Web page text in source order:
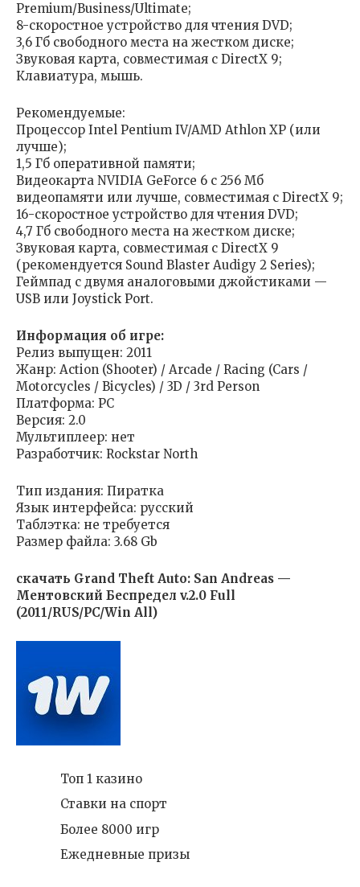
Premium/Business/Ultimate;
8-скоростное устройство для чтения DVD;
3,6 Гб свободного места на жестком диске;
Звуковая карта, совместимая с DirectX 9;
Клавиатура, мышь.
Рекомендуемые:
Процессор Intel Pentium IV/AMD Athlon XP (или
лучше);
1,5 Гб оперативной памяти;
Видеокарта NVIDIA GeForce 6 с 256 Мб
видеопамяти или лучше, совместимая с DirectX 9;
16-скоростное устройство для чтения DVD;
4,7 Гб свободного места на жестком диске;
Звуковая карта, совместимая с DirectX 9
(рекомендуется Sound Blaster Audigy 2 Series);
Геймпад с двумя аналоговыми джойстиками —
USB или Joystick Port.
Информация об игре:
Релиз выпущен: 2011
Жанр: Action (Shooter) / Arcade / Racing (Cars /
Motorcycles / Bicycles) / 3D / 3rd Person
Платформа: РС
Версия: 2.0
Мультиплеер: нет
Разработчик: Rockstar North
Тип издания: Пиратка
Язык интерфейса: русский
Таблэтка: не требуется
Размер файла: 3.68 Gb
скачать Grand Theft Auto: San Andreas —
Ментовский Беспредел v.2.0 Full
(2011/RUS/PC/Win All)
Топ 1 казино
Ставки на спорт
Более 8000 игр
Ежедневные призы